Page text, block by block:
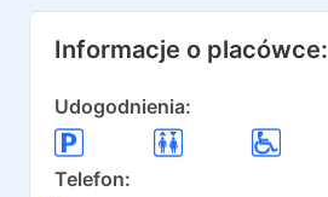
Informacje o placówce:
Udogodnienia:
Telefon: